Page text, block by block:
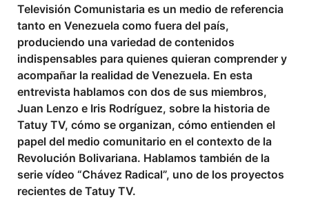
Televisión Comunistaria es un medio de referencia
tanto en Venezuela como fuera del país,
produciendo una variedad de contenidos
indispensables para quienes quieran comprender y
acompañar la realidad de Venezuela. En esta
entrevista hablamos con dos de sus miembros,
Juan Lenzo e Iris Rodríguez, sobre la historia de
Tatuy TV, cómo se organizan, cómo entienden el
papel del medio comunitario en el contexto de la
Revolución Bolivariana. Hablamos también de la
serie vídeo “Chávez Radical”, uno de los proyectos
recientes de Tatuy TV.